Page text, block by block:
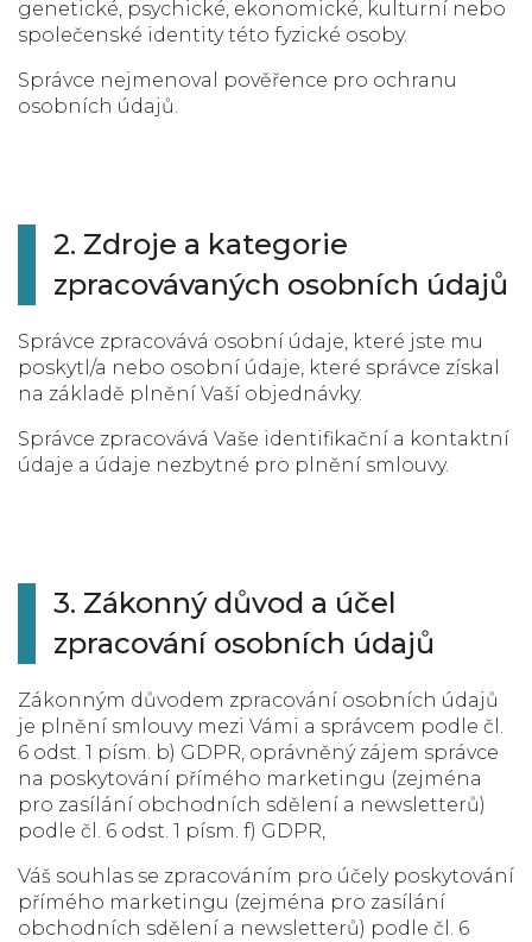
genetické, psychické, ekonomické, kulturní nebo
společenské identity této fyzické osoby.
Správce nejmenoval pověřence pro ochranu
osobních údajů.
2. Zdroje a kategorie
zpracovávaných osobních údajů
Správce zpracovává osobní údaje, které jste mu
poskytl/a nebo osobní údaje, které správce získal
na základě plnění Vaší objednávky.
Správce zpracovává Vaše identifikační a kontaktní
údaje a údaje nezbytné pro plnění smlouvy.
3. Zákonný důvod a účel
zpracování osobních údajů
Zákonným důvodem zpracování osobních údajů
je plnění smlouvy mezi Vámi a správcem podle čl.
6 odst. 1 písm. b) GDPR, oprávněný zájem správce
na poskytování přímého marketingu (zejména
pro zasílání obchodních sdělení a newsletterů)
podle čl. 6 odst. 1 písm. f) GDPR,
Váš souhlas se zpracováním pro účely poskytování
přímého marketingu (zejména pro zasílání
obchodních sdělení a newsletterů) podle čl. 6